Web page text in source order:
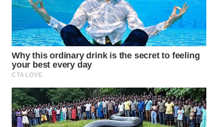
WAHANA
SELEB
WAHANA
PERSONA
WAHANA
OTOMOTIF
WAHANA